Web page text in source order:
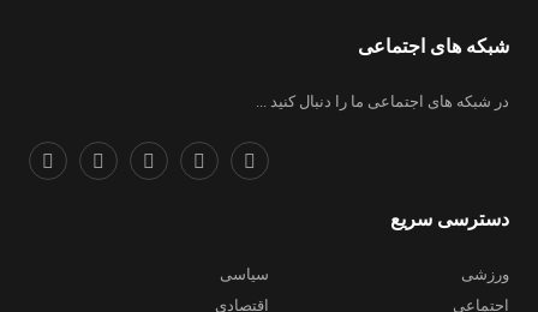
شبکه های اجتماعی
در شبکه های اجتماعی ما را دنبال کنید ...
دسترسی سریع
ورزشی
سیاسی
اجتماعی
اقتصادی